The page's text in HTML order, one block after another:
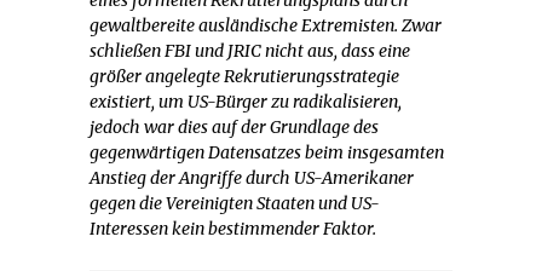
gewaltbereite ausländische Extremisten. Zwar
schließen FBI und JRIC nicht aus, dass eine
größer angelegte Rekrutierungsstrategie
existiert, um US-Bürger zu radikalisieren,
jedoch war dies auf der Grundlage des
gegenwärtigen Datensatzes beim insgesamten
Anstieg der Angriffe durch US-Amerikaner
gegen die Vereinigten Staaten und US-
Interessen kein bestimmender Faktor.